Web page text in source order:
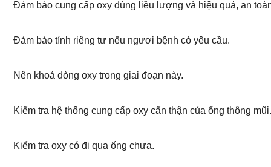
Đảm bảo cung cấp oxy đúng liều lượng và hiệu quả, an
Đảm bảo tính riêng tư nếu ngươi bệnh có yêu cầu.
Nên khoá dòng oxy trong giai đoạn này.
Kiểm tra hệ thống cung cấp oxy cẩn thận của ống thông
Kiểm tra oxy có đi qua ống chưa.